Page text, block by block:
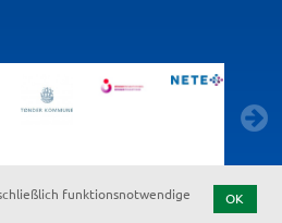
OK
funktionsnotwendige